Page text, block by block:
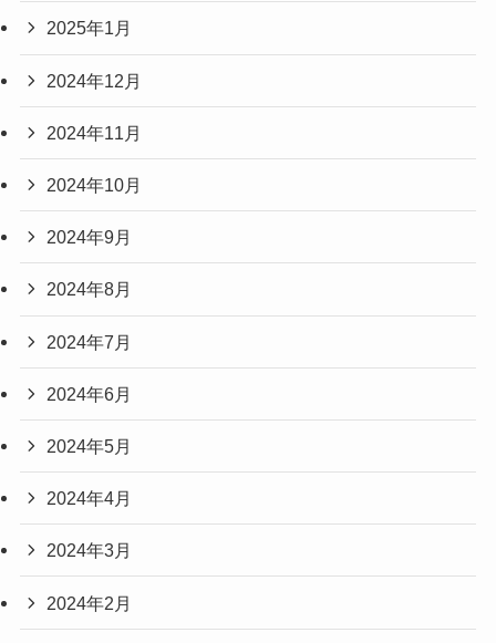
2025年1月
2024年12月
2024年11月
2024年10月
2024年9月
2024年8月
2024年7月
2024年6月
2024年5月
2024年4月
2024年3月
2024年2月